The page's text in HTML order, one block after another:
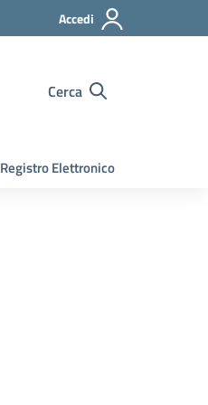
Accedi
Cerca
Registro Elettronico